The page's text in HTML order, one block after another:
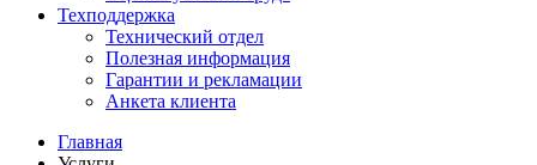
Техподдержка
Технический отдел
Полезная информация
Гарантии и рекламации
Анкета клиента
Главная